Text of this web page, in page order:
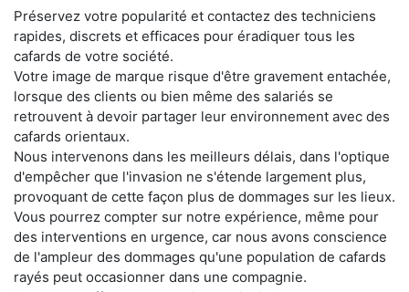
Préservez votre popularité et contactez des techniciens
rapides, discrets et efficaces pour éradiquer tous les
cafards de votre société.
Votre image de marque risque d'être gravement entachée,
lorsque des clients ou bien même des salariés se
retrouvent à devoir partager leur environnement avec des
cafards orientaux.
Nous intervenons dans les meilleurs délais, dans l'optique
d'empêcher que l'invasion ne s'étende largement plus,
provoquant de cette façon plus de dommages sur les lieux.
Vous pourrez compter sur notre expérience, même pour
des interventions en urgence, car nous avons conscience
de l'ampleur des dommages qu'une population de cafards
rayés peut occasionner dans une compagnie.